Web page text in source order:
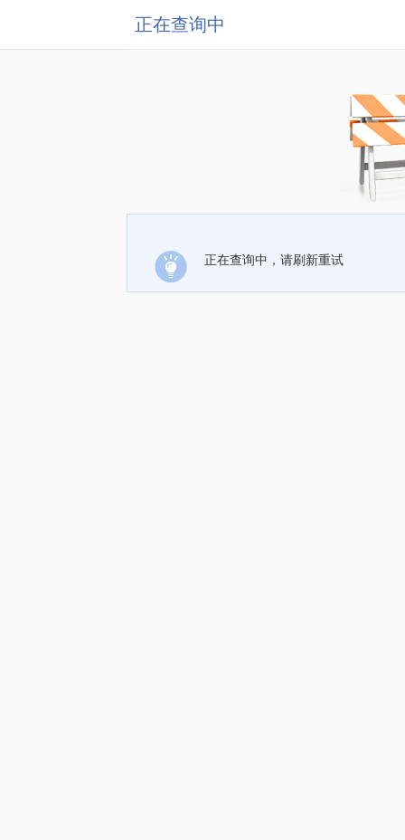
正在查询中
正在查询中，请刷新重试